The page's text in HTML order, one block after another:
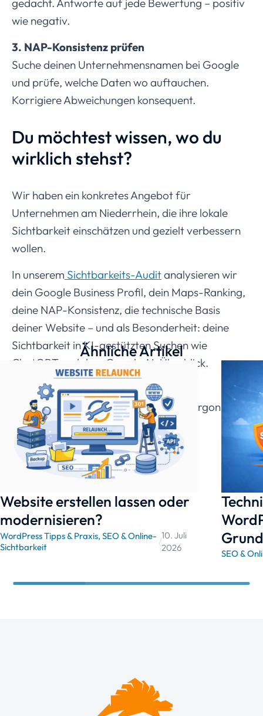
gedacht. Antworte auf jede Bewertung – positiv
wie negativ.
3. NAP-Konsistenz prüfen
Suche deinen Unternehmensnamen bei Google
und prüfe, welche Daten wo auftauchen.
Korrigiere Abweichungen konsequent.
Du möchtest wissen, wo du
wirklich stehst?
Wir haben ein konkretes Angebot für
Unternehmen am Niederrhein, die ihre lokale
Sichtbarkeit einschätzen und gezielt verbessern
wollen.
In unserem Sichtbarkeits-Auditanalysieren wir
dein Google Business Profil, dein Maps-Ranking,
deine NAP-Konsistenz, die technische Basis
deiner Website – und als Besonderheit: deine
Sichtbarkeit in KI-gestützten Suchen wie
ChatGPT und dem Google AI-Überblick.
Du bekommst einen klaren Bericht mit
priorisierten Maßnahmen. Kein Fachjargon, kein
Abo, kein Folgezwang.
Mehr zum Sichtbarkeits-Audit
Ähnliche Artikel
Website erstellen lassen oder
modernisieren?
WordPress Tipps & Praxis, SEO & Online-
Sichtbarkeit
/
10. Juli
2026
SEO &